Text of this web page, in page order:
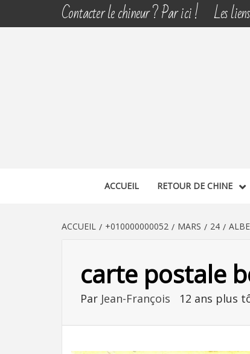
Contacter le chineur ? Par ici ! Les
ACCUEIL RETOUR DE CHINE
ACCUEIL +010000000052 MARS 24
carte postale
Par Jean-François 12 ans plus